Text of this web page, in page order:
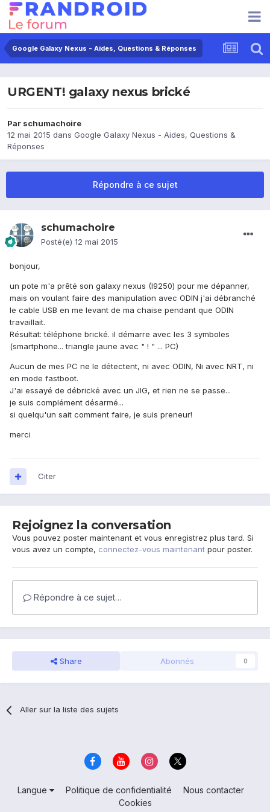
Google Galaxy Nexus - Aides, Questions & Réponses
URGENT! galaxy nexus brické
Par schumachoire
12 mai 2015 dans Google Galaxy Nexus - Aides, Questions &
Réponses
Répondre à ce sujet
schumachoire
Posté(e) 12 mai 2015
bonjour,
un pote m'a prêté son galaxy nexus (I9250) pour me dépanner,
mais on voulant faire des manipulation avec ODIN j'ai débranché
le cable USB en me levant de ma chaise pendant que ODIN
travaillait.
Résultat: téléphone brické. il démarre avec les 3 symboles
(smartphone... triangle jaune avec " ! " ... PC)
Aucun de mes PC ne le détectent, ni avec ODIN, Ni avec NRT, ni
en mode fastboot.
J'ai essayé de débrické avec un JIG, et rien ne se passe...
je suis complément désarmé...
si quelqu'un sait comment faire, je suis preneur!
merci
Citer
Rejoignez la conversation
Vous pouvez poster maintenant et vous enregistrez plus tard. Si
vous avez un compte, connectez-vous maintenant pour poster.
Répondre à ce sujet…
Share Abonnés 0
Aller sur la liste des sujets
Langue Politique de confidentialité
Nous contacter
Cookies